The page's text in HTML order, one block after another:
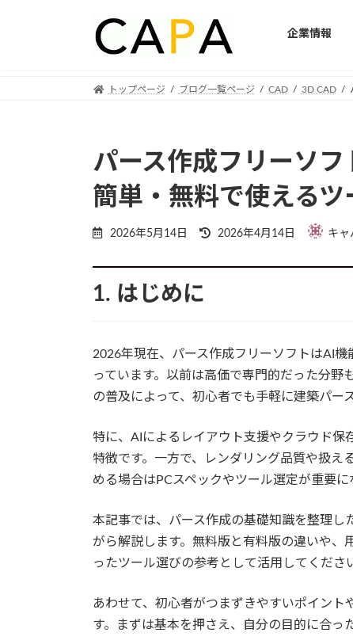
企業情報
トップページ ブログ一覧ページ CAD 3D CAD
パース作成フリーソ
簡単・無料で使えるツ
2026年5月14日
Last
updated
2026年4月14日 キャ
1. はじめに
2026年現在、パース作成フリーソフトはAI
っています。以前は高価で専門的だった分野
の普及によって、初心者でも手軽に建築パー
特に、AIによるレイアウト支援やクラウド保
特徴です。一方で、レンダリング品質や扱え
める場合はPCスペックやツール選定が重要に
本記事では、パース作成の基礎知識を整理
がら解説します。無料版と有料版の違いや
ったツール選びの参考として活用してくださ
あわせて、初心者がつまずきやすいポイン
す。まずは基本を押さえ、自分の目的に合っ